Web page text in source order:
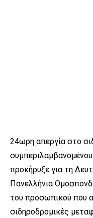
24ωρη απεργία στο
προκήρυξε για τη
Πανελλήνια
του προσωπικού που
σιδηροδρομικές